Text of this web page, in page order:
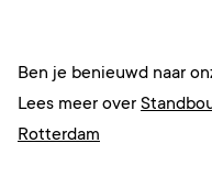
Ben je benieuwd naar
Lees meer over
Rotterdam